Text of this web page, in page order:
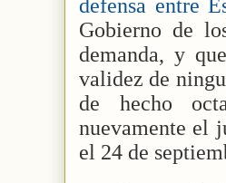
defensa entre
Gobierno de
demanda, y
validez de
de hecho
nuevamente el
el 24 de